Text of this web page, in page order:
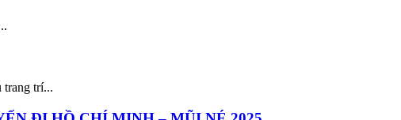
trang trí...